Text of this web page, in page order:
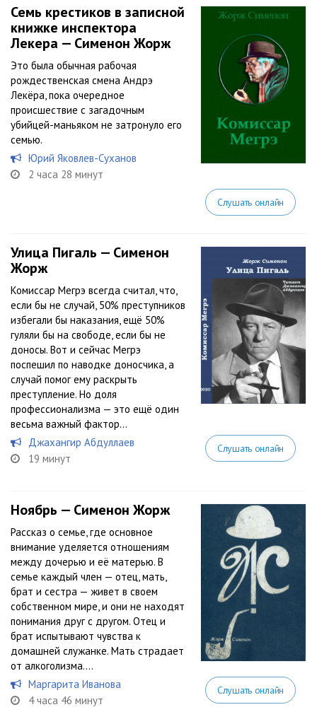
Семь крестиков в записной
книжке инспектора
Лекера — Сименон Жорж
Это была обычная рабочая
рождественская смена Андрэ
Лекёра, пока очередное
происшествие с загадочным
убийцей-маньяком не затронуло его
семью.
Юрий Яковлев-Суханов
2 часа 28 минут
Слушать онлайн
Улица Пигаль — Сименон
Жорж
Комиссар Мегрэ всегда считал, что,
если бы не случай, 50% преступников
избегали бы наказания, ещё 50%
гуляли бы на свободе, если бы не
доносы. Вот и сейчас Мегрэ
поспешил по наводке доносчика, а
случай помог ему раскрыть
преступление. Но доля
профессионализма — это ещё один
весьма важный фактор…
Джахангир Абдуллаев
19 минут
Слушать онлайн
Ноябрь — Сименон Жорж
Рассказ о семье, где основное
внимание уделяется отношениям
между дочерью и её матерью. В
семье каждый член — отец, мать,
брат и сестра — живет в своем
собственном мире, и они не находят
понимания друг с другом. Отец и
брат испытывают чувства к
домашней служанке. Мать страдает
от алкоголизма....
Маргарита Иванова
4 часа 46 минут
Слушать онлайн